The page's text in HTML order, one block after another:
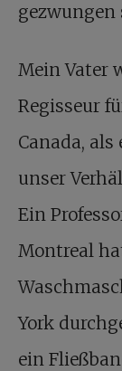
gezwungen
Mein Vater
Regisseur
Canada, als
unser
Ein
Montreal
York
ein